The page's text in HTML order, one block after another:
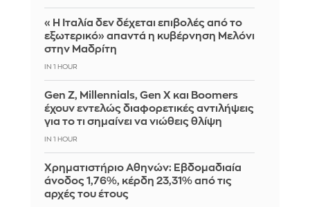
«Η Ιταλία δεν δέχεται επιβολές από το
εξωτερικό» απαντά η κυβέρνηση Μελόνι
στην Μαδρίτη
IN 1 HOUR
Gen Z, Millennials, Gen X και Boomers
έχουν εντελώς διαφορετικές αντιλήψεις
για το τι σημαίνει να νιώθεις θλίψη
IN 1 HOUR
Χρηματιστήριο Αθηνών: Εβδομαδιαία
άνοδος 1,76%, κέρδη 23,31% από τις
αρχές του έτους